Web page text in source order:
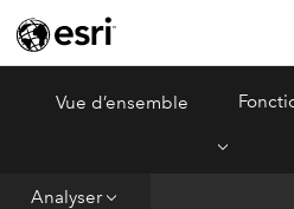
ArcGIS Online
Vue d’ensemble
Analyser